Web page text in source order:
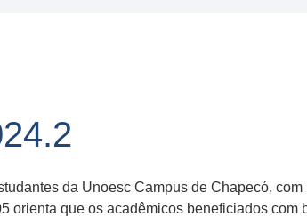
da Unoesc Campus de Chapecó,
orienta que os acadêmicos beneficiados